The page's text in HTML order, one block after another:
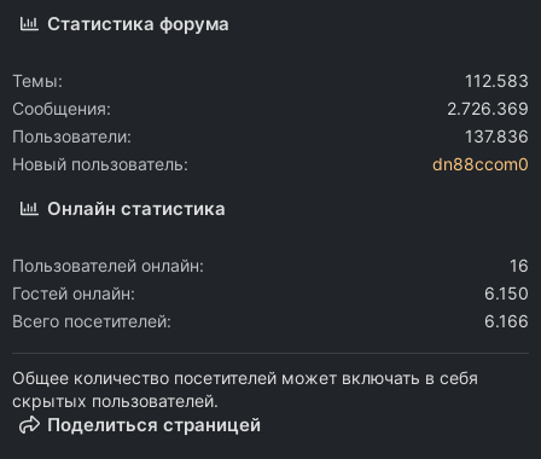
Статистика форума
Темы
112.583
Сообщения
2.726.369
Пользователи
137.836
Новый пользователь
dn88ccom0
Онлайн статистика
Пользователей онлайн
16
Гостей онлайн
6.150
Всего посетителей
6.166
Общее количество посетителей может включать в себя
скрытых пользователей.
Поделиться страницей